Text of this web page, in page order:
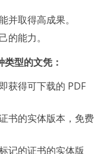
并取得高成果。
的能力。
型的文凭：
获得可下载的 PDF
书的实体版本，免费
记的证书的实体版